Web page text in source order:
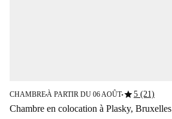
CHAMBRE■À PARTIR DU 06 AOÛT■star5 (21)
Chambre en colocation à Plasky, Bruxelles